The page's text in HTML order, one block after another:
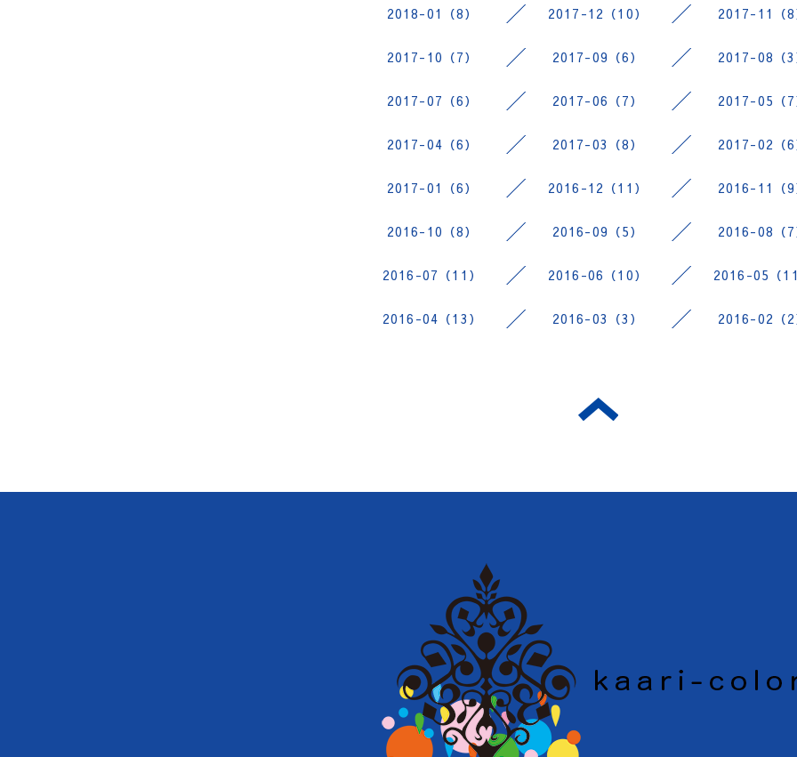
2018-01（8） 2017-12（10） 2017-11（8
2017-10（7） 2017-09（6） 2017-08（3
2017-07（6） 2017-06（7） 2017-05（7
2017-04（6） 2017-03（8） 2017-02（6
2017-01（6） 2016-12（11） 2016-11（9
2016-10（8） 2016-09（5） 2016-08（7
2016-07（11） 2016-06（10） 2016-05（11
2016-04（13） 2016-03（3） 2016-02（2